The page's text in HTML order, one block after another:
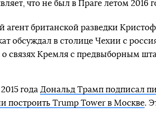
что не был в Праге летом 2016
агент британской разведки
обсуждал в столице Чехии с
связях Кремля с предвыборным
года Дональд Трамп подписал
построить Trump Tower в Москве.